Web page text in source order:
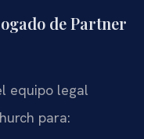
de Partner
equipo legal
para: